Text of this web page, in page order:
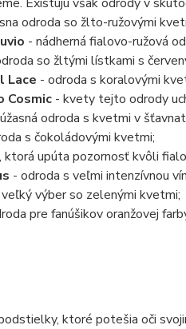
odroda so žlto-ružovými
- nádherná fialovo-ružová
so žltými lístkami s
Lace - odroda s koralovými
Cosmic - kvety tejto odrody
odroda s kvetmi v
s čokoládovými kvetmi;
ktorá upúta pozornosť kvôli
- odroda s veľmi intenzívnou
výber so zelenými kvetmi;
pre fanúšikov oranžovej
ktoré potešia oči